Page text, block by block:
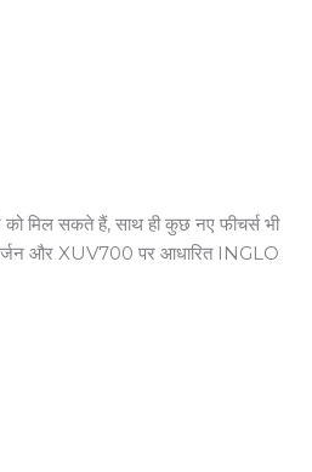
मिल सकते हैं, साथ ही कुछ नए फीचर्स भी
और XUV700 पर आधारित INGLO